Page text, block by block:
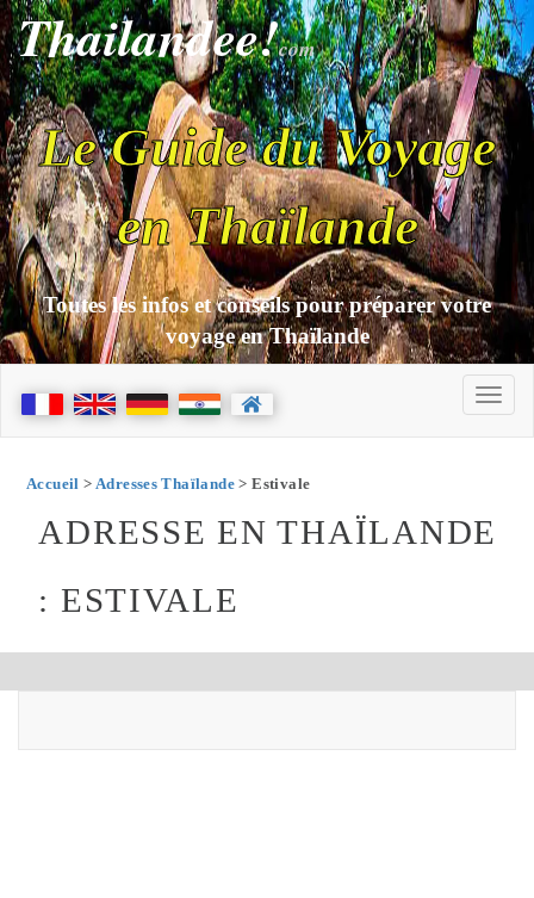
Thailandee!com
Le Guide du Voyage
en Thaïlande
Toutes les infos et conseils pour préparer votre
voyage en Thaïlande
Accueil > Adresses Thaïlande > Estivale
ADRESSE EN THAÏLANDE
: ESTIVALE